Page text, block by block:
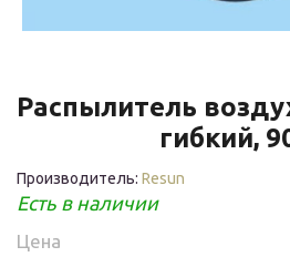
Распылитель
гибкий,
Производитель: Resun
Есть в наличии
Цена